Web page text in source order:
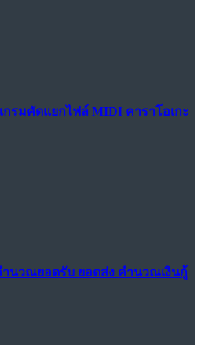
กรมคัดแยกไฟล์ MIDI คาราโอเกะ
ำนวณยอดรับ ยอดส่ง คำนวณเงินกู้